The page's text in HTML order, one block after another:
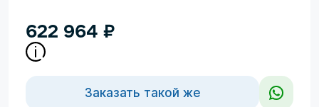
622 964 ₽
Заказать такой же